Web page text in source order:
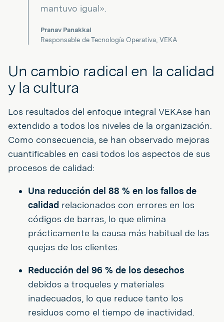
mantuvo igual».
Pranav Panakkal
Responsable de Tecnología Operativa, VEKA
Un cambio radical en la calidad
y la cultura
Los resultados del enfoque integral VEKAse han
extendido a todos los niveles de la organización.
Como consecuencia, se han observado mejoras
cuantificables en casi todos los aspectos de sus
procesos de calidad:
Una reducción del 88 % en los fallos de
calidad relacionados con errores en los
códigos de barras, lo que elimina
prácticamente la causa más habitual de las
quejas de los clientes.
Reducción del 96 % de los desechos
debidos a troqueles y materiales
inadecuados, lo que reduce tanto los
residuos como el tiempo de inactividad.